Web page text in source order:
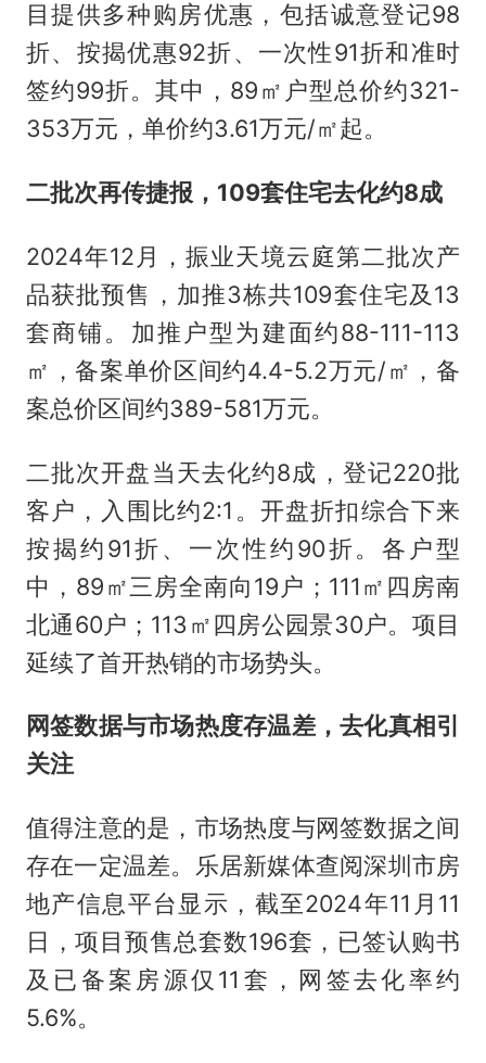
目提供多种购房优惠，包括诚意登记98
折、按揭优惠92折、一次性91折和准时
签约99折。其中，89㎡户型总价约321-
353万元，单价约3.61万元/㎡起。
二批次再传捷报，109套住宅去化约8成
2024年12月，振业天境云庭第二批次产
品获批预售，加推3栋共109套住宅及13
套商铺。加推户型为建面约88-111-113
㎡，备案单价区间约4.4-5.2万元/㎡，备
案总价区间约389-581万元。
二批次开盘当天去化约8成，登记220批
客户，入围比约2:1。开盘折扣综合下来
按揭约91折、一次性约90折。各户型
中，89㎡三房全南向19户；111㎡四房南
北通60户；113㎡四房公园景30户。项目
延续了首开热销的市场势头。
网签数据与市场热度存温差，去化真相引
关注
值得注意的是，市场热度与网签数据之间
存在一定温差。乐居新媒体查阅深圳市房
地产信息平台显示，截至2024年11月11
日，项目预售总套数196套，已签认购书
及已备案房源仅11套，网签去化率约
5.6%。